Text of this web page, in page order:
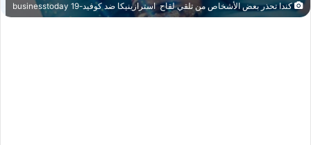
كندا تحذر بعض الأشخاص من تلقي لقاح استرازينيكا ضد كوفيد-19 businesstoday